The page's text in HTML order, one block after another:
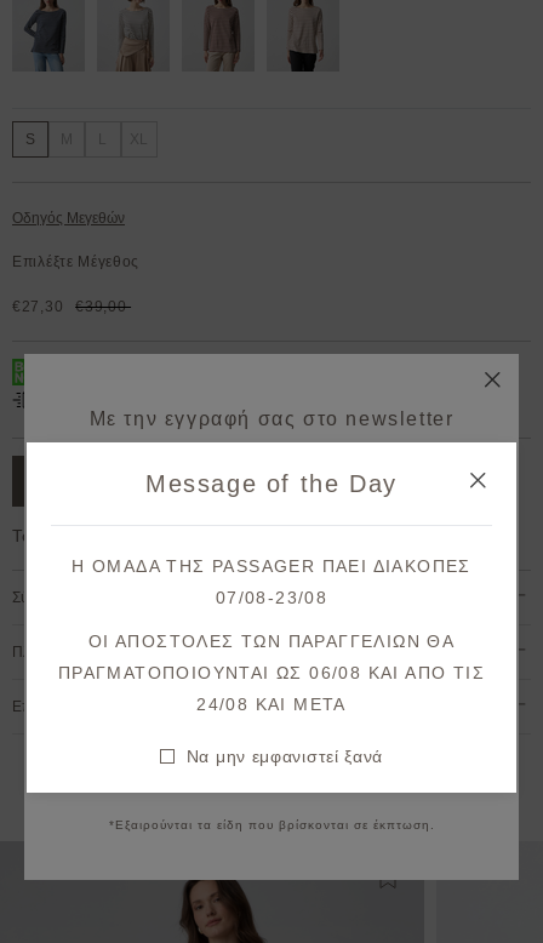
S
Οδηγός Μεγεθών
Επιλέξτε Μέγεθος
€27,30 €39,00
ΠΡΟΣΘΗΚΗ ΣΤΟ ΚΑΛΑΘΙ
Το μοντέλο έχει ύψος 1,78cm και φοράει S
Σύνθεση & Φροντίδα
Πληρωμή & Αποστολή
Επιστροφές & Ακυρώσεις
Εναλλακτικές προτάσεις
Με την εγγραφή σας στο newsletter
στην πρώτη σας παραγγελία!
παραλαβές & μοναδικές προσφορές.
Συμφωνώ με τους όρους και προϋποθέσεις
*Εξαιρούνται τα είδη που βρίσκονται σε έκπτωση.
Message of the Day
Η ΟΜΑΔΑ ΤΗΣ PASSAGER ΠΑΕΙ ΔΙΑΚΟΠΕΣ
07/08-23/08
ΟΙ ΑΠΟΣΤΟΛΕΣ ΤΩΝ ΠΑΡΑΓΓΕΛΙΩΝ ΘΑ
ΠΡΑΓΜΑΤΟΠΟΙΟΥΝΤΑΙ ΩΣ 06/08 ΚΑΙ ΑΠΟ ΤΙΣ
24/08 KAI META
Να μην εμφανιστεί ξανά